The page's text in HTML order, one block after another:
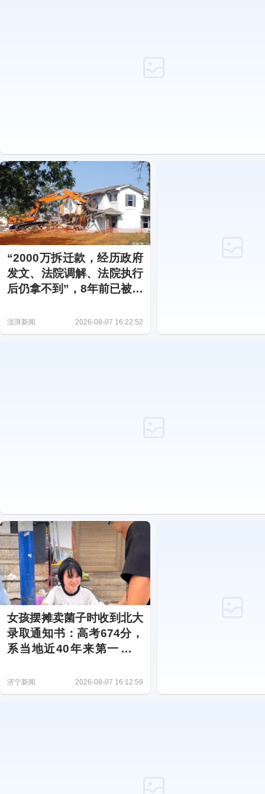
“2000万拆迁款，经历政府
发文、法院调解、法院执行
后仍拿不到”，8年前已被村
澎湃新闻 2026-08-07 16:22:52
女孩摆摊卖菌子时收到北大
录取通知书：高考674分，
系当地近40年来第一位考
济宁新闻 2026-08-07 16:12:59